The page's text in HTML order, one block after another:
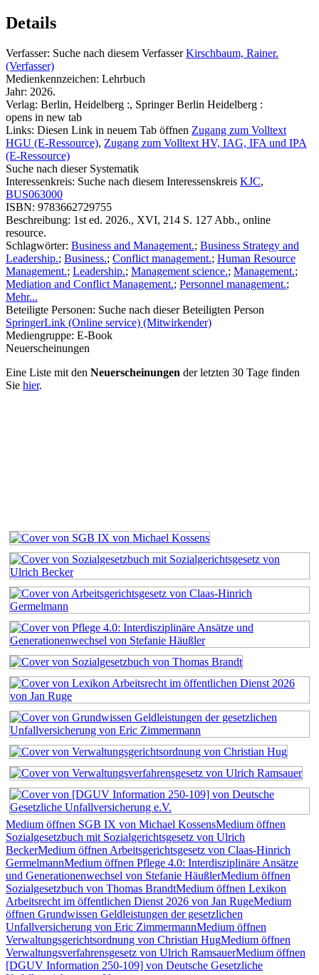
Details
Verfasser: Suche nach diesem Verfasser Kirschbaum, Rainer.
(Verfasser)
Medienkennzeichen: Lehrbuch
Jahr: 2026.
Verlag: Berlin, Heidelberg :, Springer Berlin Heidelberg :
opens in new tab
Links: Diesen Link in neuem Tab öffnen Zugang zum Volltext
HGU (E-Ressource), Zugang zum Volltext HV, IAG, IFA und IPA
(E-Ressource)
Suche nach dieser Systematik
Interessenkreis: Suche nach diesem Interessenskreis KJC,
BUS063000
ISBN: 9783662729755
Beschreibung: 1st ed. 2026., XVI, 214 S. 127 Abb., online
resource.
Schlagwörter: Business and Management.; Business Strategy and
Leadership.; Business.; Conflict management.; Human Resource
Management.; Leadership.; Management science.; Management.;
Mediation and Conflict Management.; Personnel management.;
Mehr...
Beteiligte Personen: Suche nach dieser Beteiligten Person
SpringerLink (Online service) (Mitwirkender)
Mediengruppe: E-Book
Neuerscheinungen
Eine Liste mit den Neuerscheinungen der letzten 30 Tage finden
Sie hier.
Medium öffnen SGB IX von Michael KossensMedium öffnen
Sozialgesetzbuch mit Sozialgerichtsgesetz von Ulrich
BeckerMedium öffnen Arbeitsgerichtsgesetz von Claas-Hinrich
GermelmannMedium öffnen Pflege 4.0: Interdisziplinäre Ansätze
und Generationenwechsel von Stefanie HäußlerMedium öffnen
Sozialgesetzbuch von Thomas BrandtMedium öffnen Lexikon
Arbeitsrecht im öffentlichen Dienst 2026 von Jan RugeMedium
öffnen Grundwissen Geldleistungen der gesetzlichen
Unfallversicherung von Eric ZimmermannMedium öffnen
Verwaltungsgerichtsordnung von Christian HugMedium öffnen
Verwaltungsverfahrensgesetz von Ulrich RamsauerMedium öffnen
[DGUV Information 250-109] von Deutsche Gesetzliche